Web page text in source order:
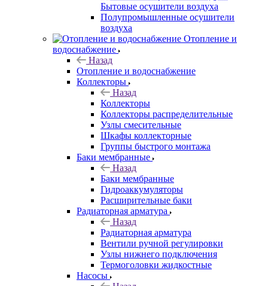
Бытовые осушители воздуха
Полупромышленные осушители
воздуха
Отопление и
водоснабжение
Назад
Отопление и водоснабжение
Коллекторы
Назад
Коллекторы
Коллекторы распределительные
Узлы смесительные
Шкафы коллекторные
Группы быстрого монтажа
Баки мембранные
Назад
Баки мембранные
Гидроаккумуляторы
Расширительные баки
Радиаторная арматура
Назад
Радиаторная арматура
Вентили ручной регулировки
Узлы нижнего подключения
Термоголовки жидкостные
Насосы